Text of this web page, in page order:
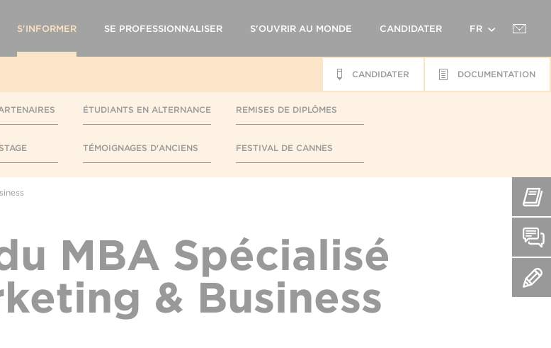
S'INFORMER SE PROFESSIONNALISER S'OUVRIR AU MONDE CANDIDATER FR
DOCUMENTATION
CANDIDATER
ÉTUDIANTS EN ALTERNANCE
TÉMOIGNAGES D'ANCIENS
REMISES DE DIPLÔMES
FESTIVAL DE CANNES
MBA Spécialisé
& Business